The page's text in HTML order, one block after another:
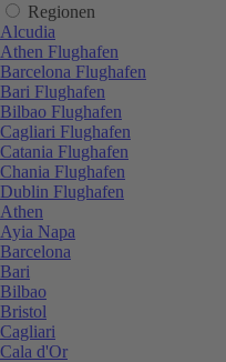
Regionen
Alcudia
Athen Flughafen
Barcelona Flughafen
Bari Flughafen
Bilbao Flughafen
Cagliari Flughafen
Catania Flughafen
Chania Flughafen
Dublin Flughafen
Athen
Ayia Napa
Barcelona
Bari
Bilbao
Bristol
Cagliari
Cala d'Or